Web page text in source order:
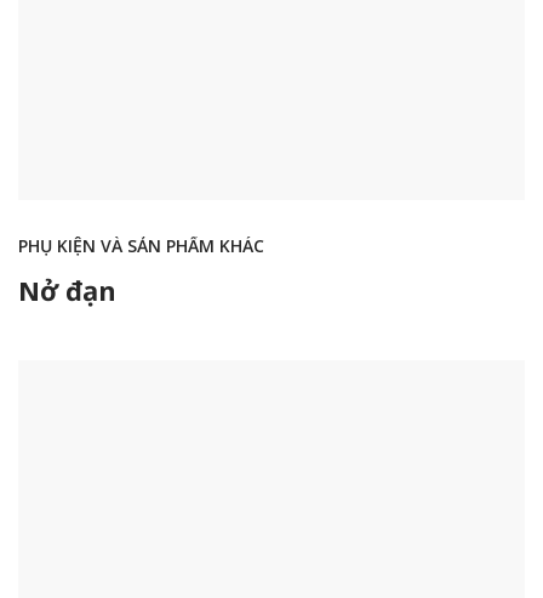
PHỤ KIỆN VÀ SẢN PHẨM KHÁC
Nở đạn